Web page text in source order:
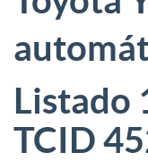
Listado
TCID